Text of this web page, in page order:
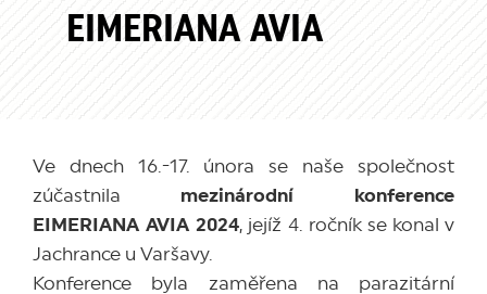
EIMERIANA AVIA
Ve dnech 16.-17. února se naše společnost
zúčastnila mezinárodní konference
EIMERIANA AVIA 2024, jejíž 4. ročník se konal v
Jachrance u Varšavy.
Konference byla zaměřena na parazitární